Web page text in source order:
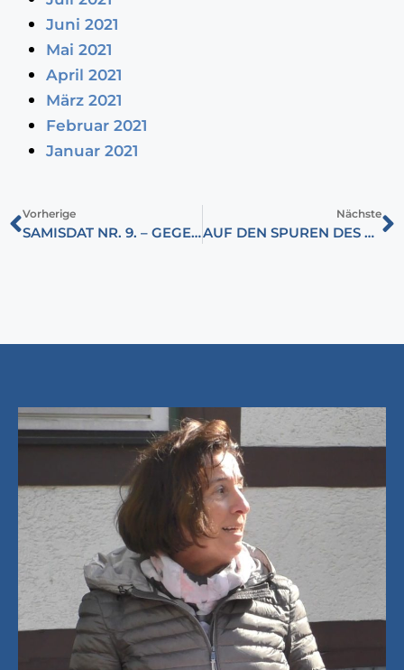
Juni 2021
Mai 2021
April 2021
März 2021
Februar 2021
Januar 2021
Vorherige
SAMISDAT NR. 9. – GEGEN DEN UNERHÖRTEN TON DER EUROPÄISCHEN LINKE
Nächste
AUF DEN SPUREN DES DEUTSCHEN ERBES IN UNGARN: VON PESTH ÜBER OFEN BIS NACH WUDERSCH